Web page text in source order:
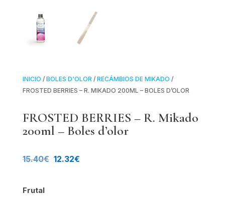
INICIO / BOLES D'OLOR / RECÁMBIOS DE MIKADO /
FROSTED BERRIES – R. MIKADO 200ML – BOLES D’OLOR
FROSTED BERRIES – R. Mikado
200ml – Boles d’olor
15.40€ El
12.32€El
Frutal